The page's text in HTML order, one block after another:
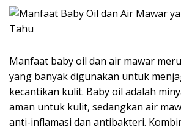
Manfaat baby oil dan air mawar
yang banyak digunakan untuk
kecantikan kulit. Baby oil adalah
aman untuk kulit, sedangkan air
anti-inflamasi dan antibakteri.